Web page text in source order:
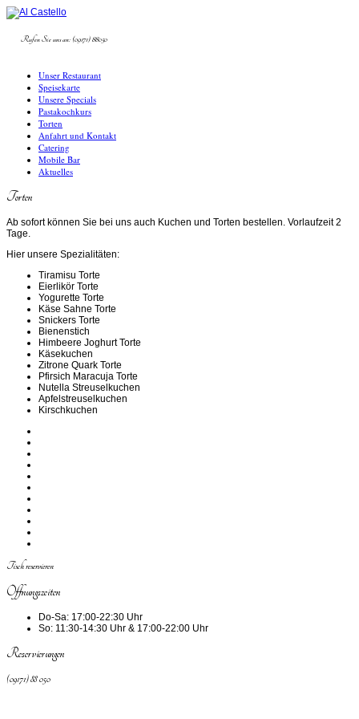
Rufen Sie uns an: (09171) 88050
Unser Restaurant
Speisekarte
Unsere Specials
Pastakochkurs
Torten
Anfahrt und Kontakt
Catering
Mobile Bar
Aktuelles
Torten
Ab sofort können Sie bei uns auch Kuchen und Torten bestellen. Vorlaufzeit 2
Tage.
Hier unsere Spezialitäten:
Tiramisu Torte
Eierlikör Torte
Yogurette Torte
Käse Sahne Torte
Snickers Torte
Bienenstich
Himbeere Joghurt Torte
Käsekuchen
Zitrone Quark Torte
Pfirsich Maracuja Torte
Nutella Streuselkuchen
Apfelstreuselkuchen
Kirschkuchen
Tisch reservieren
Öffnungszeiten
Do-Sa: 17:00-22:30 Uhr
So: 11:30-14:30 Uhr & 17:00-22:00 Uhr
Reservierungen
(09171) 88 050